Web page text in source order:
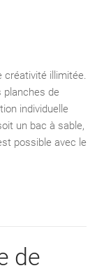
créativité illimitée.
planches de
individuelle
un bac à sable,
possible avec le
de